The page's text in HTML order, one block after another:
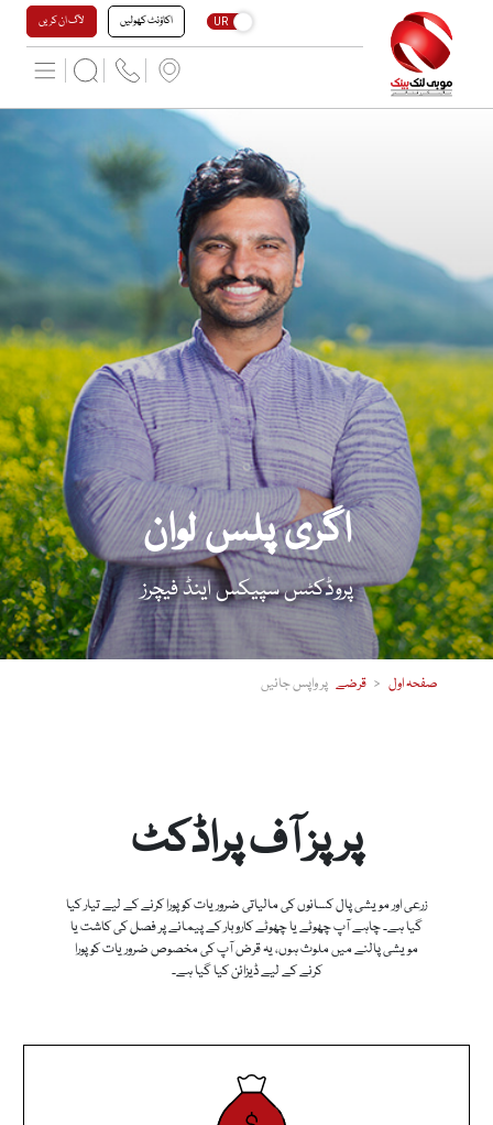
UR اکاؤنٹ کھولیں لاگ ان کریں
اگری پلس لوان
پروڈکٹس سپیکس اینڈ فیچرز
صفحہ اول قرضے
پرپز آف پراڈکٹ
زرعی اور مویشی پال کسانوں کی مالیاتی ضروریات کو پورا کرنے کے لیے تیار کیا
گیا ہے۔ چاہے آپ چھوٹے یا چھوٹے کاروبار کے پیمانے پر فصل کی کاشت یا
مویشی پالنے میں ملوث ہوں، یہ قرض آپ کی مخصوص ضروریات کو پورا
کرنے کے لیے ڈیزائن کیا گیا ہے۔